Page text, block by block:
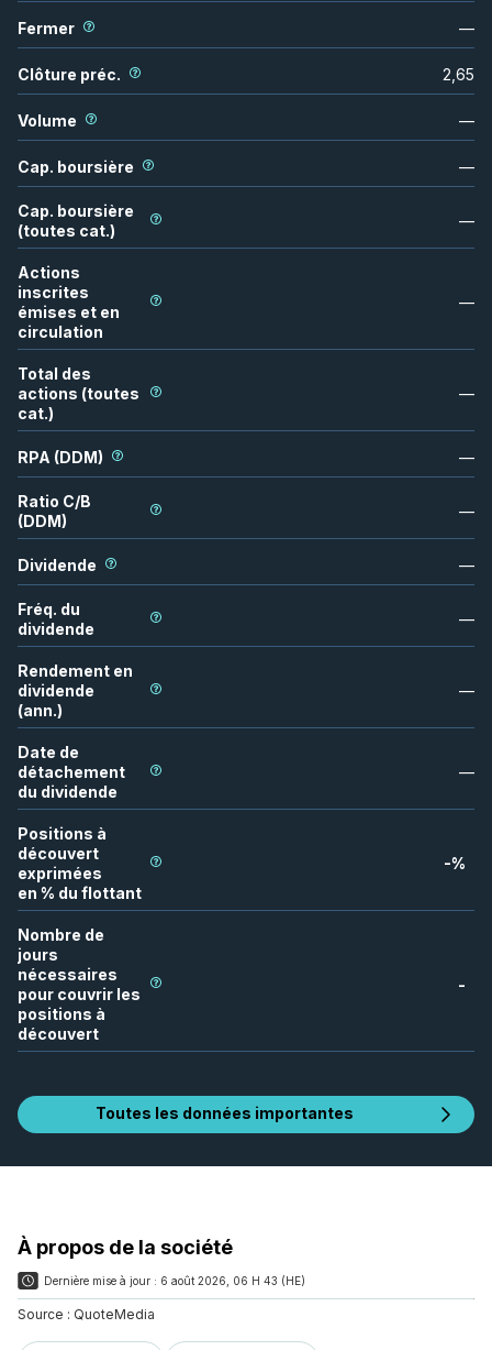
Fermer —
Clôture préc. 2,65
Volume —
Cap. boursière —
Cap. boursière
(toutes cat.)
—
Actions
inscrites
émises et en
circulation
—
Total des
actions (toutes
cat.)
—
RPA (DDM) —
Ratio C/B
(DDM)
—
Dividende —
Fréq. du
dividende
—
Rendement en
dividende
(ann.)
—
Date de
détachement
du dividende
—
Positions à
découvert
exprimées
en % du flottant
-%
Nombre de
jours
nécessaires
pour couvrir les
positions à
découvert
-
Toutes les données importantes
À propos de la société
Dernière mise à jour : 6 août 2026, 06 H 43 (HE)
Source : QuoteMedia